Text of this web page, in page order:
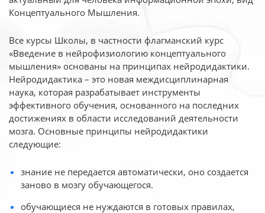
Концептуального Мышления.
Все курсы Школы, в частности флагманский курс
«Введение в нейрофизиологию концептуального
мышления» основаны на принципах нейродидактики.
Нейродидактика – это новая междисциплинарная
наука, которая разрабатывает инструменты
эффективного обучения, основанного на последних
достижениях в области исследований деятельности
мозга. Основные принципы нейродидактики
следующие:
знание не передается автоматически, оно создается
заново в мозгу обучающегося.
обучающиеся не нуждаются в готовых правилах,